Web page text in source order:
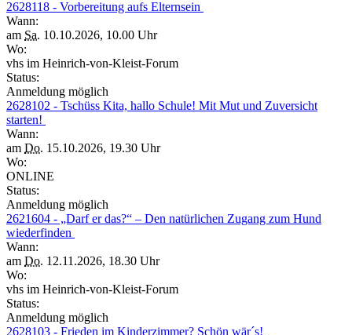
2628118 - Vorbereitung aufs Elternsein
Wann:
am Sa. 10.10.2026, 10.00 Uhr
Wo:
vhs im Heinrich-von-Kleist-Forum
Status:
Anmeldung möglich
2628102 - Tschüss Kita, hallo Schule! Mit Mut und Zuversicht
starten!
Wann:
am Do. 15.10.2026, 19.30 Uhr
Wo:
ONLINE
Status:
Anmeldung möglich
2621604 - „Darf er das?“ – Den natürlichen Zugang zum Hund
wiederfinden
Wann:
am Do. 12.11.2026, 18.30 Uhr
Wo:
vhs im Heinrich-von-Kleist-Forum
Status:
Anmeldung möglich
2628103 - Frieden im Kinderzimmer? Schön wär´s!